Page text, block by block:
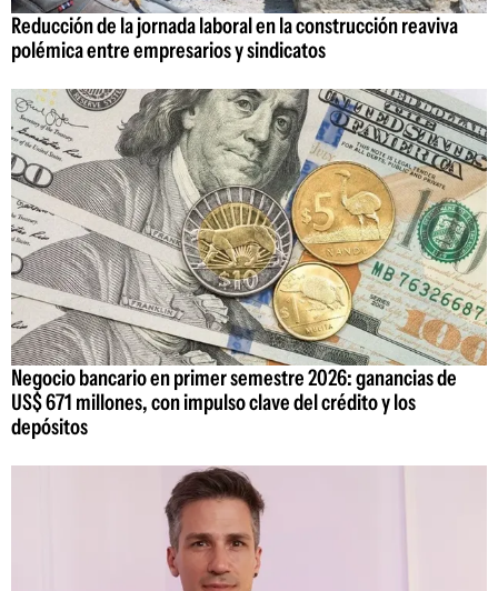
Reducción de la jornada laboral en la construcción reaviva
polémica entre empresarios y sindicatos
Negocio bancario en primer semestre 2026: ganancias de
US$ 671 millones, con impulso clave del crédito y los
depósitos